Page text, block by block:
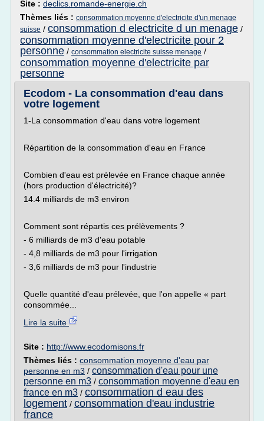
Site : declics.romande-energie.ch
Thèmes liés : consommation moyenne d'electricite d'un menage
suisse / consommation d electricite d un menage /
consommation moyenne d'electricite pour 2
personne / consommation electricite suisse menage /
consommation moyenne d'electricite par
personne
Ecodom - La consommation d'eau dans
votre logement
1-La consommation d'eau dans votre logement
Répartition de la consommation d'eau en France
Combien d'eau est prélevée en France chaque année
(hors production d'électricité)?
14.4 milliards de m3 environ
Comment sont répartis ces prélèvements ?
- 6 milliards de m3 d'eau potable
- 4,8 milliards de m3 pour l'irrigation
- 3,6 milliards de m3 pour l'industrie
Quelle quantité d'eau prélevée, que l'on appelle « part
consommée...
Lire la suite
Site : http://www.ecodomisons.fr
Thèmes liés : consommation moyenne d'eau par
personne en m3 / consommation d'eau pour une
personne en m3 / consommation moyenne d'eau en
france en m3 / consommation d eau des
logement / consommation d'eau industrie
france